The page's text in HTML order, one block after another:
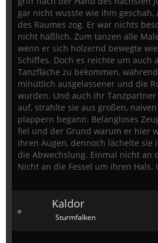
gar nicht wusste wie ihm
des Raumes zog. Er war nichts
nicht häßlich. Zum tanzen alle
wenn er sich hölzernd bewegte
Schiffes. Doch es reichte um auch
Tanzfläche zu bekommen,
minütlich ausgelassener und die
wurden. Und auch ihr
auf, strahlte sie aus großen,
plappern begann. Belangloses
fiel und der Grund warum er hier
ihren Augen, dennoch lächelte sie
die Abwechslung. Einmal nicht an
Nicht an die Fessel um ihren Hals.
Kaldor
Sturmfalken